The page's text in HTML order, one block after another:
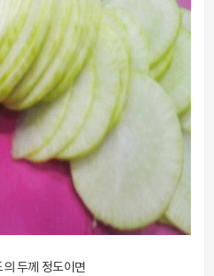
두께 정도이면